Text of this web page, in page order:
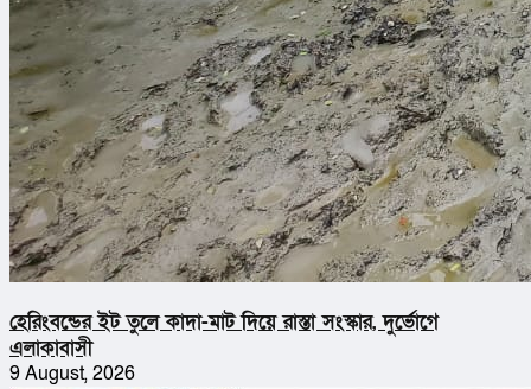
হেরিংবন্ডের ইট তুলে কাদা-মাট দিয়ে রাস্তা সংস্কার, দুর্ভোগে
এলাকাবাসী
9 August, 2026